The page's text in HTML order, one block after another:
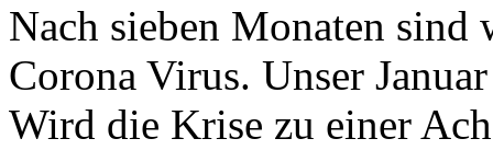
Nach sieben Monaten
Corona Virus. Unser
Wird die Krise zu einer